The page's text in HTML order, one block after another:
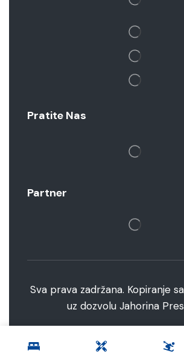
Pratite Nas
Partner
Sva prava zadržana. Kopiranje
uz dozvolu Jahorina